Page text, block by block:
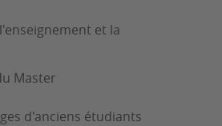
et la
Master
d'anciens étudiants